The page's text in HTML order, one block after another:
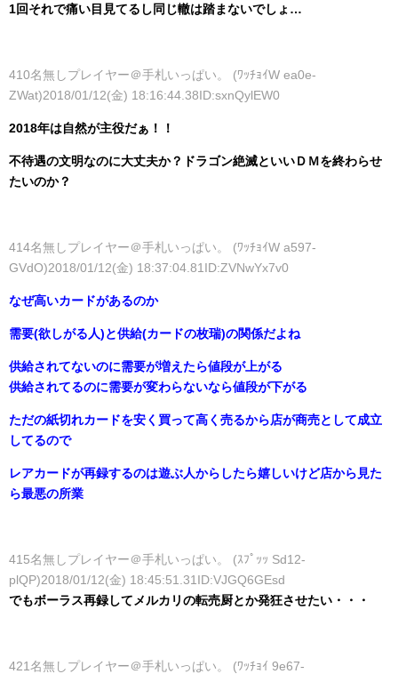
1回それで痛い目見てるし同じ轍は踏まないでしょ…
410名無しプレイヤー＠手札いっぱい。 (ﾜｯﾁｮｲW ea0e-
ZWat)2018/01/12(金) 18:16:44.38ID:sxnQylEW0
2018年は自然が主役だぁ！！
不待遇の文明なのに大丈夫か？ドラゴン絶滅といいＤＭを終わらせ
たいのか？
414名無しプレイヤー＠手札いっぱい。 (ﾜｯﾁｮｲW a597-
GVdO)2018/01/12(金) 18:37:04.81ID:ZVNwYx7v0
なぜ高いカードがあるのか
需要(欲しがる人)と供給(カードの枚瑞)の関係だよね
供給されてないのに需要が増えたら値段が上がる
供給されてるのに需要が変わらないなら値段が下がる
ただの紙切れカードを安く買って高く売るから店が商売として成立
してるので
レアカードが再録するのは遊ぶ人からしたら嬉しいけど店から見た
ら最悪の所業
415名無しプレイヤー＠手札いっぱい。 (ｽﾌﾟｯｯ Sd12-
plQP)2018/01/12(金) 18:45:51.31ID:VJGQ6GEsd
でもボーラス再録してメルカリの転売厨とか発狂させたい・・・
421名無しプレイヤー＠手札いっぱい。 (ﾜｯﾁｮｲ 9e67-